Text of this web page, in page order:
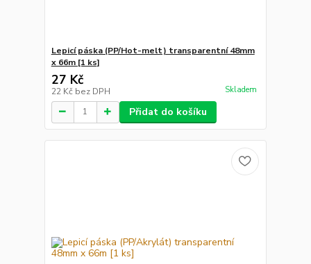
Lepicí páska (PP/Hot-melt) transparentní 48mm
x 66m [1 ks]
27 Kč
22 Kč bez DPH Skladem
Přidat do košíku